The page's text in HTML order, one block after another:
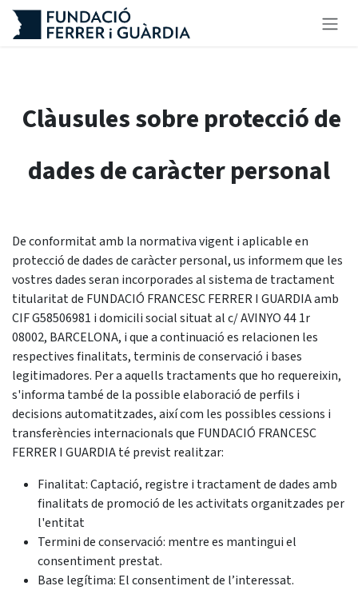
Skip to Content
Clàusules sobre protecció de
dades de caràcter personal
De conformitat amb la normativa vigent i aplicable en
protecció de dades de caràcter personal, us informem que les
vostres dades seran incorporades al sistema de tractament
titularitat de FUNDACIÓ FRANCESC FERRER I GUARDIA amb
CIF G58506981 i domicili social situat al c/ AVINYO 44 1r
08002, BARCELONA, i que a continuació es relacionen les
respectives finalitats, terminis de conservació i bases
legitimadores. Per a aquells tractaments que ho requereixin,
s'informa també de la possible elaboració de perfils i
decisions automatitzades, així com les possibles cessions i
transferències internacionals que FUNDACIÓ FRANCESC
FERRER I GUARDIA té previst realitzar:
Finalitat: Captació, registre i tractament de dades amb
finalitats de promoció de les activitats organitzades per
l'entitat
Termini de conservació: mentre es mantingui el
consentiment prestat.
Base legítima: El consentiment de l’interessat.